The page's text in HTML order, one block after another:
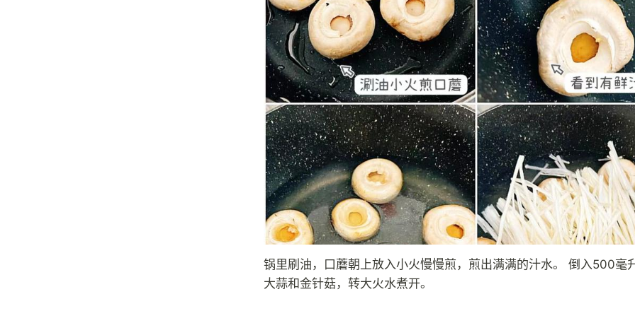
锅里刷油，口蘑朝上放入小火慢慢煎，煎出满满的汁水。 倒入500毫
大蒜和金针菇，转大火水煮开。